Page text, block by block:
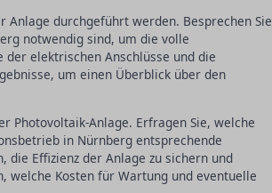
durchgeführt werden. Besprechen Sie
notwendig sind, um die volle
elektrischen Anschlüsse und die
um einen Überblick über den
Photovoltaik-Anlage. Erfragen Sie, welche
in Nürnberg entsprechende
Effizienz der Anlage zu sichern und
welche Kosten für Wartung und eventuelle